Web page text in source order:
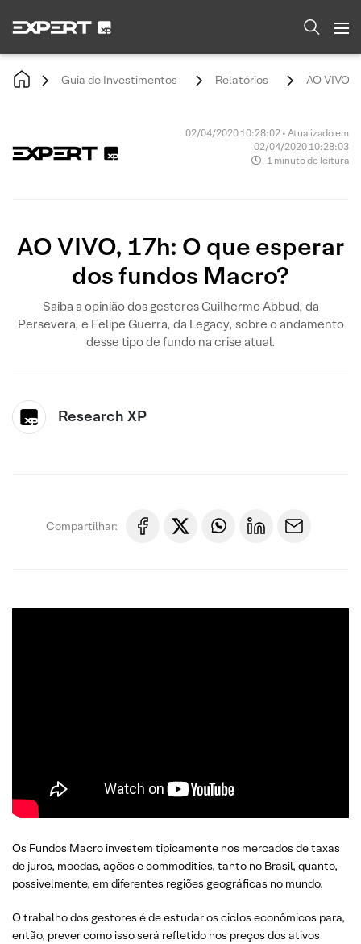
Guia de Investimentos Relatórios AO VIVO,
02/04/2020 10:28:02 • Atualizado em
02/04/2020 10:28:03
1 minuto de leitura
AO VIVO, 17h: O que esperar
dos fundos Macro?
Saiba a opinião dos gestores Guilherme Abbud, da
Persevera, e Felipe Guerra, da Legacy, sobre o andamento
desse tipo de fundo na crise atual.
Research XP
Compartilhar:
Os Fundos Macro investem tipicamente nos mercados de taxas
de juros, moedas, ações e commodities, tanto no Brasil, quanto,
possivelmente, em diferentes regiões geográficas no mundo.
O trabalho dos gestores é de estudar os ciclos econômicos para,
então, prever como isso será refletido nos preços dos ativos